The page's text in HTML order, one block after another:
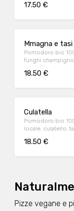
17.50 €
Mmagna e tasi
Pomodoro bio 100%
funghi
18.50 €
Culatella
Pomodoro bio
locale, culatello,
18.50 €
Pizze vegane e